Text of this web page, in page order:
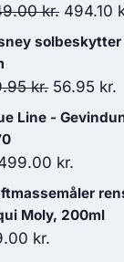
kr. Den
var:
549.00
494.10
kr. Den
var:
59.95 kr..
56.95 kr.
Line -
kr.
Moly, 200ml
kr.